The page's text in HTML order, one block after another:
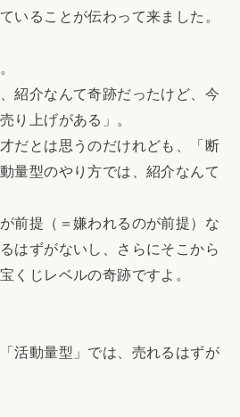
いることが伝わって来ました。
紹介なんて奇跡だったけど、今
り上げがある」。
だとは思うのだけれども、「断
量型のやり方では、紹介なんて
前提（＝嫌われるのが前提）な
はずがないし、さらにそこから
じレベルの奇跡ですよ。
活動量型」では、売れるはずが